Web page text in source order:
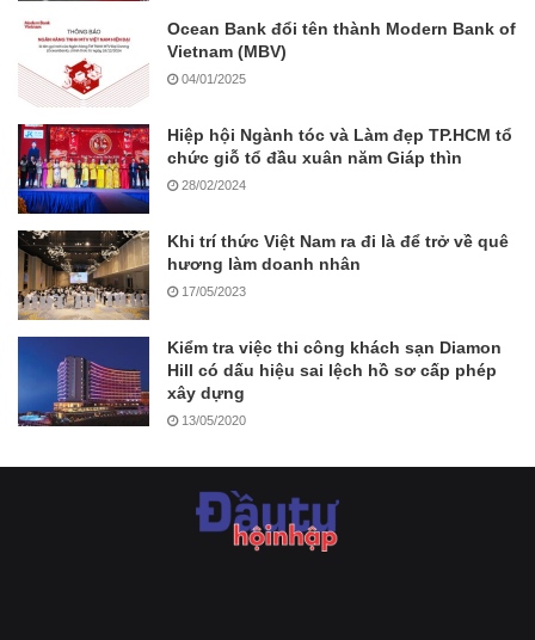
Ocean Bank đổi tên thành Modern Bank of
Vietnam (MBV)
04/01/2025
Hiệp hội Ngành tóc và Làm đẹp TP.HCM tổ
chức giỗ tổ đầu xuân năm Giáp thìn
28/02/2024
Khi trí thức Việt Nam ra đi là để trở về quê
hương làm doanh nhân
17/05/2023
Kiểm tra việc thi công khách sạn Diamon
Hill có dấu hiệu sai lệch hồ sơ cấp phép
xây dựng
13/05/2020